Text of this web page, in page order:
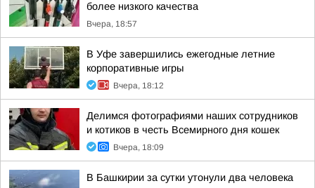
более низкого качества
Вчера, 18:57
В Уфе завершились ежегодные летние
корпоративные игры
Вчера, 18:12
Делимся фотографиями наших сотрудников
и котиков в честь Всемирного дня кошек
Вчера, 18:09
В Башкирии за сутки утонули два человека